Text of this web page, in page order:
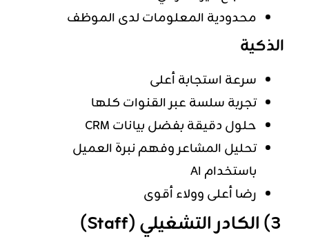
محدودية المعلومات لدى الموظف
الذكية
سرعة استجابة أعلى
تجربة سلسة عبر القنوات كلها
حلول دقيقة بفضل بيانات CRM
تحليل المشاعر وفهم نبرة العميل
باستخدام AI
رضا أعلى وولاء أقوى